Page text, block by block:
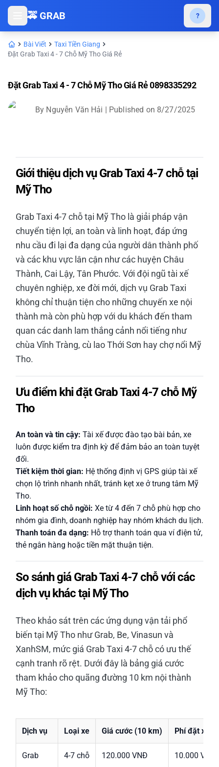
🚕 GRAB ?
Bài Viết
Taxi Tiền Giang
Đặt Grab Taxi 4 - 7 Chỗ Mỹ Tho Giá Rẻ
Đặt Grab Taxi 4 - 7 Chỗ Mỹ Tho Giá Rẻ 0898335292
By Nguyễn Văn Hải | Published on 8/27/2025
Giới thiệu dịch vụ Grab Taxi 4-7 chỗ tại
Mỹ Tho
Grab Taxi 4-7 chỗ tại Mỹ Tho là giải pháp vận
chuyển tiện lợi, an toàn và linh hoạt, đáp ứng
nhu cầu đi lại đa dạng của người dân thành phố
và các khu vực lân cận như các huyện Châu
Thành, Cai Lậy, Tân Phước. Với đội ngũ tài xế
chuyên nghiệp, xe đời mới, dịch vụ Grab Taxi
không chỉ thuận tiện cho những chuyến xe nội
thành mà còn phù hợp với du khách đến tham
quan các danh lam thắng cảnh nổi tiếng như
chùa Vĩnh Tràng, cù lao Thới Sơn hay chợ nổi Mỹ
Tho.
Ưu điểm khi đặt Grab Taxi 4-7 chỗ Mỹ
Tho
An toàn và tin cậy: Tài xế được đào tạo bài bản, xe
luôn được kiểm tra định kỳ để đảm bảo an toàn tuyệt
đối.
Tiết kiệm thời gian: Hệ thống định vị GPS giúp tài xế
chọn lộ trình nhanh nhất, tránh kẹt xe ở trung tâm Mỹ
Tho.
Linh hoạt số chỗ ngồi: Xe từ 4 đến 7 chỗ phù hợp cho
nhóm gia đình, doanh nghiệp hay nhóm khách du lịch.
Thanh toán đa dạng: Hỗ trợ thanh toán qua ví điện tử,
thẻ ngân hàng hoặc tiền mặt thuận tiện.
So sánh giá Grab Taxi 4-7 chỗ với các
dịch vụ khác tại Mỹ Tho
Theo khảo sát trên các ứng dụng vận tải phổ
biến tại Mỹ Tho như Grab, Be, Vinasun và
XanhSM, mức giá Grab Taxi 4-7 chỗ có ưu thế
cạnh tranh rõ rệt. Dưới đây là bảng giá cước
tham khảo cho quãng đường 10 km nội thành
Mỹ Tho:
Dịch vụ Loại xe Giá cước (10 km) Phí đặt xe
Grab 4-7 chỗ 120.000 VNĐ 10.000 VNĐ